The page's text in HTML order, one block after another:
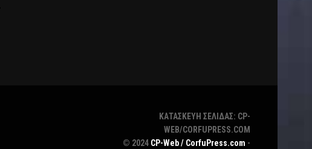
ΚΑΤΑΣΚΕΥΗ ΣΕΛΙΔΑΣ: CP-
WEB/CORFUPRESS.COM
© 2024 CP-Web / CorfuPress.com -